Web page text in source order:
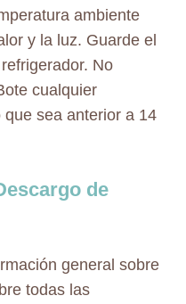
ambiente
y la luz. Guarde el
No
cualquier
sea anterior a 14
de
general sobre
todas las